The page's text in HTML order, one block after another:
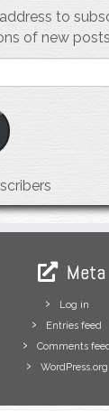
to
of new
Meta
Log in
Entries feed
Comments
WordPress.org